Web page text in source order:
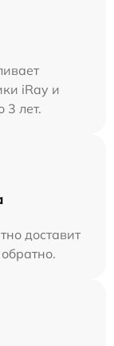
iRay и
3 лет.
доставит